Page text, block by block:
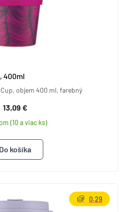
400ml
objem 400 ml, farebný
13,09 €
(10 a viac ks)
0.29